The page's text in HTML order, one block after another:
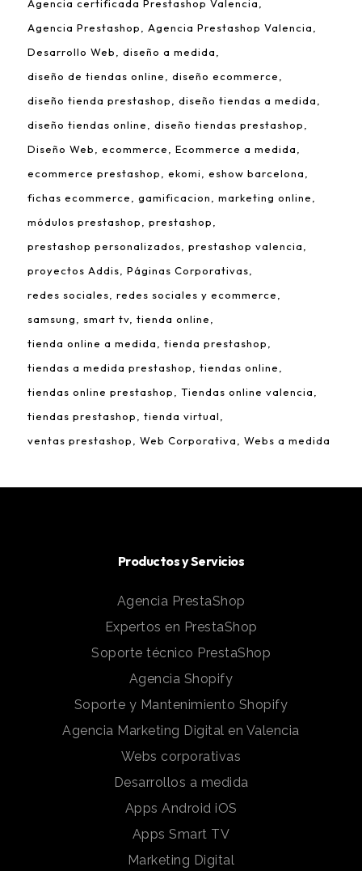
Agencia certificada Prestashop Valencia
Agencia Prestashop
Agencia Prestashop Valencia
Desarrollo Web
diseño a medida
diseño de tiendas online
diseño ecommerce
diseño tienda prestashop
diseño tiendas a medida
diseño tiendas online
diseño tiendas prestashop
Diseño Web
ecommerce
Ecommerce a medida
ecommerce prestashop
ekomi
eshow barcelona
fichas ecommerce
gamificacion
marketing online
módulos prestashop
prestashop
prestashop personalizados
prestashop valencia
proyectos Addis
Páginas Corporativas
redes sociales
redes sociales y ecommerce
samsung
smart tv tienda online
tienda online a medida
tienda prestashop
tiendas a medida prestashop
tiendas online
tiendas online prestashop
Tiendas online valencia
tiendas prestashop
tienda virtual
ventas prestashop
Web Corporativa Webs a medida
Productos y Servicios
Agencia PrestaShop
Expertos en PrestaShop
Soporte técnico PrestaShop
Agencia Shopify
Soporte y Mantenimiento Shopify
Agencia Marketing Digital en Valencia
Webs corporativas
Desarrollos a medida
Apps Android iOS
Apps Smart TV
Marketing Digital